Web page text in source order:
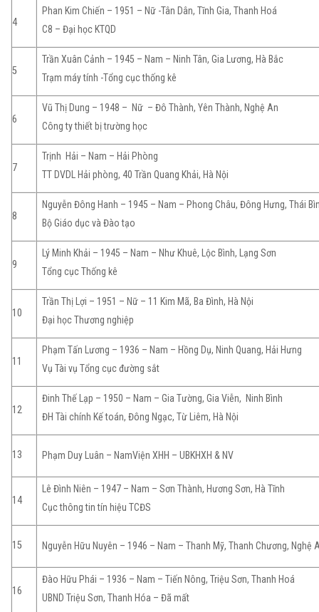
4
Phan Kim Chiến – 1951 – Nữ -Tân Dân, Tĩnh Gia, Thanh Hoá
C8 – Đại học KTQD
5
Trần Xuân Cảnh – 1945 – Nam – Ninh Tân, Gia Lương, Hà Bắc
Trạm máy tính -Tổng cục thống kê
6
Vũ Thị Dung – 1948 – Nữ – Đô Thành, Yên Thành, Nghệ An
Công ty thiết bị trường học
7
Trịnh Hải – Nam – Hải Phòng
TT DVDL Hải phòng, 40 Trần Quang Khải, Hà Nội
8
Nguyễn Đông Hanh – 1945 – Nam – Phong Châu, Đông Hưng, Thái
Bộ Giáo dục và Đào tạo
9
Lý Minh Khải – 1945 – Nam – Như Khuê, Lộc Bình, Lạng Sơn
Tổng cục Thống kê
10
Trần Thị Lợi – 1951 – Nữ – 11 Kim Mã, Ba Đình, Hà Nội
Đại học Thương nghiệp
11
Phạm Tấn Lương – 1936 – Nam – Hồng Dụ, Ninh Quang, Hải Hưng
Vụ Tài vụ Tổng cục đường sắt
12
Đinh Thế Lạp – 1950 – Nam – Gia Tường, Gia Viễn, Ninh Bình
ĐH Tài chính Kế toán, Đông Ngạc, Từ Liêm, Hà Nội
13 Phạm Duy Luân – NamViện XHH – UBKHXH & NV
14
Lê Đình Niên – 1947 – Nam – Sơn Thành, Hương Sơn, Hà Tĩnh
Cục thông tin tín hiệu TCĐS
15 Nguyễn Hữu Nuyên – 1946 – Nam – Thanh Mỹ, Thanh Chương, Nghệ
16
Đào Hữu Phái – 1936 – Nam – Tiến Nông, Triệu Sơn, Thanh Hoá
UBND Triệu Sơn, Thanh Hóa – Đã mất